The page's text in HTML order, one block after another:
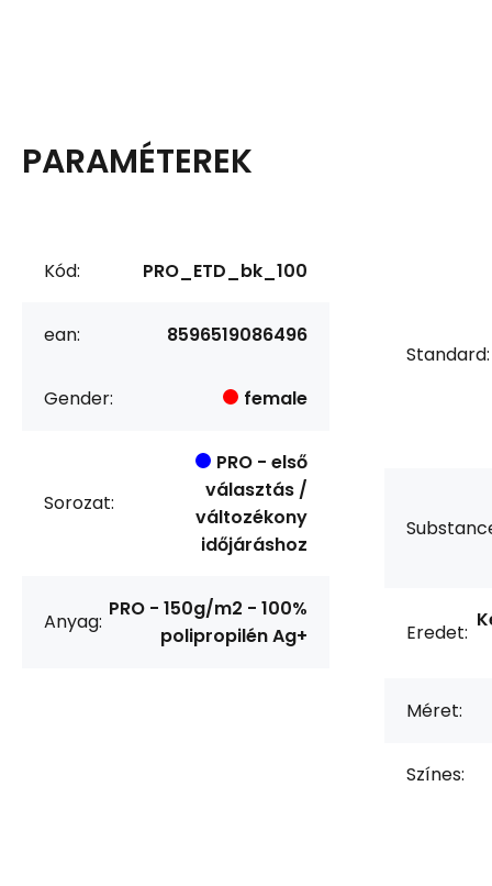
PARAMÉTEREK
Kód: PRO_ETD_bk_100
ean: 8596519086496
Gender: female
Sorozat:
PRO - első
választás /
változékony
időjáráshoz
Anyag:
PRO - 150g/m2 - 100%
polipropilén Ag+
Standard:
Eredet:
Méret:
Színes: